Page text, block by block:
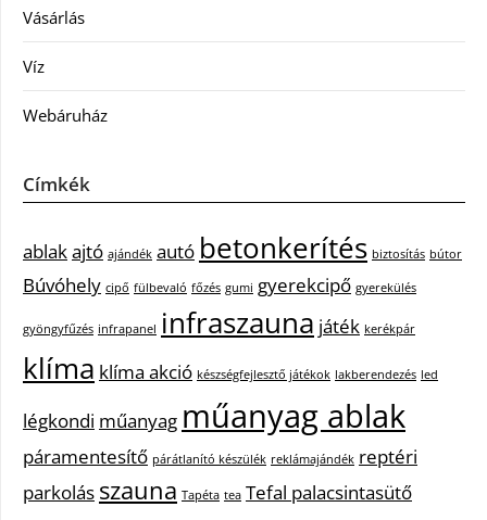
Vásárlás
Víz
Webáruház
Címkék
ablakajtó ajándék autó betonkerítés biztosítás bútor
Búvóhely cipő fülbevaló főzés gumi gyerekcipő gyerekülés
gyöngyfűzés infrapanel infraszauna játék kerékpár
klíma klíma akció készségfejlesztő játékok lakberendezés led
légkondi műanyag műanyag ablak
páramentesítő párátlanító készülék reklámajándék reptéri
parkolás szauna Tapéta tea Tefal palacsintasütő